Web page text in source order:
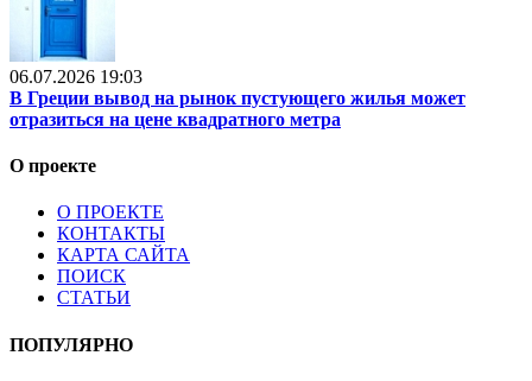
06.07.2026 19:03
В Греции вывод на рынок пустующего жилья может
отразиться на цене квадратного метра
О проекте
О ПРОЕКТЕ
КОНТАКТЫ
КАРТА САЙТА
ПОИСК
СТАТЬИ
ПОПУЛЯРНО